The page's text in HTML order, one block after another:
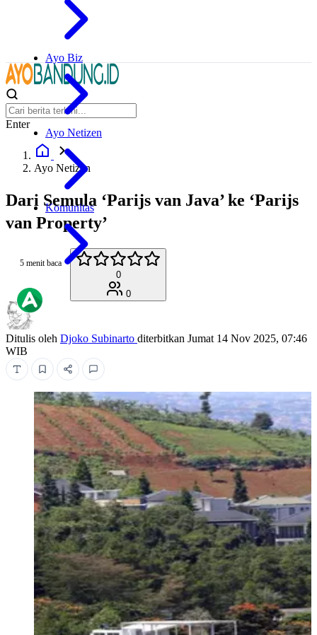
Ayo Biz
Ayo Netizen
Komunitas
Enter
Ayo Netizen
Dari Semula ‘Parijs van Java’ ke ‘Parijs
van Property’
5 menit baca
0
0
Ditulis oleh Djoko Subinarto diterbitkan Jumat 14 Nov 2025, 07:46
WIB